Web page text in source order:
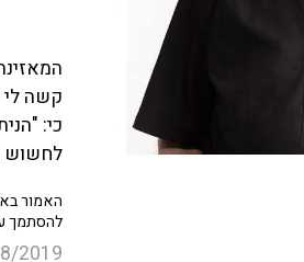
קשה לי
כי:
לחשוש
האמור
להסתמך
2019